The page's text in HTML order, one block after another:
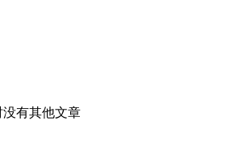
有其他文章